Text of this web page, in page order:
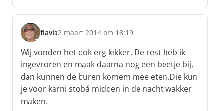
f
flavia
s
c
h
r
e
e
f
2 maart 2014 om 18:19
Wij vonden het ook erg lekker. De rest heb ik
ingevroren en maak daarna nog een beetje bij,
dan kunnen de buren komem mee eten.Die kun
je voor karni stobá midden in de nacht wakker
maken.